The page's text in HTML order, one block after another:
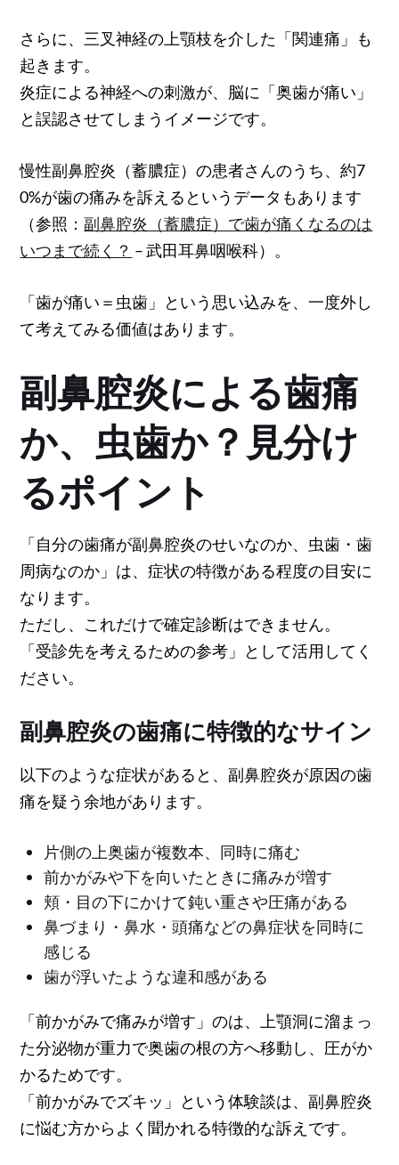
さらに、三叉神経の上顎枝を介した「関連痛」も
起きます。
炎症による神経への刺激が、脳に「奥歯が痛い」
と誤認させてしまうイメージです。
慢性副鼻腔炎（蓄膿症）の患者さんのうち、約7
0%が歯の痛みを訴えるというデータもあります
（参照：副鼻腔炎（蓄膿症）で歯が痛くなるのは
いつまで続く？ – 武田耳鼻咽喉科）。
「歯が痛い＝虫歯」という思い込みを、一度外し
て考えてみる価値はあります。
副鼻腔炎による歯痛
か、虫歯か？見分け
るポイント
「自分の歯痛が副鼻腔炎のせいなのか、虫歯・歯
周病なのか」は、症状の特徴がある程度の目安に
なります。
ただし、これだけで確定診断はできません。
「受診先を考えるための参考」として活用してく
ださい。
副鼻腔炎の歯痛に特徴的なサイン
以下のような症状があると、副鼻腔炎が原因の歯
痛を疑う余地があります。
片側の上奥歯が複数本、同時に痛む
前かがみや下を向いたときに痛みが増す
頬・目の下にかけて鈍い重さや圧痛がある
鼻づまり・鼻水・頭痛などの鼻症状を同時に
感じる
歯が浮いたような違和感がある
「前かがみで痛みが増す」のは、上顎洞に溜まっ
た分泌物が重力で奥歯の根の方へ移動し、圧がか
かるためです。
「前かがみでズキッ」という体験談は、副鼻腔炎
に悩む方からよく聞かれる特徴的な訴えです。